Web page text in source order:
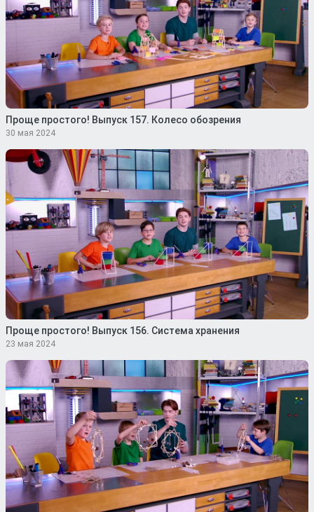
Проще простого! Выпуск 157. Колесо обозрения
30 мая 2024
Проще простого! Выпуск 156. Система хранения
23 мая 2024